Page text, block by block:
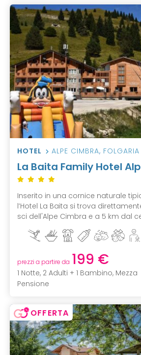
HOTEL ALPE CIMBRA, FOLGARIA
La Baita Family Hotel
Inserito in una cornice naturale
l’Hotel La Baita si trova
sci dell'Alpe Cimbra e a 5 km dal
prezzi a partire da 199 €
1 Notte, 2 Adulti + 1 Bambino, Mezza
Pensione
OFFERTA